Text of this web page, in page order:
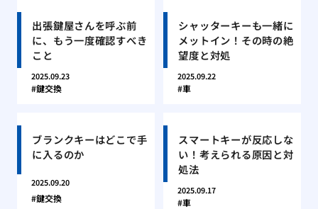
出張鍵屋さんを呼ぶ前
に、もう一度確認すべき
こと
2025.09.23
鍵交換
シャッターキーも一緒に
メットイン！その時の絶
望度と対処
2025.09.22
車
ブランクキーはどこで手
に入るのか
2025.09.20
鍵交換
スマートキーが反応しな
い！考えられる原因と対
処法
2025.09.17
車